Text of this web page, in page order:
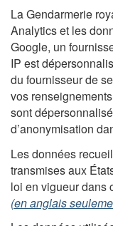
La Gendarmerie
Analytics et les
Google, un
IP est
du fournisseur de
vos
sont
d’anonymisation
Les données
transmises aux
loi en vigueur dans
(en anglais